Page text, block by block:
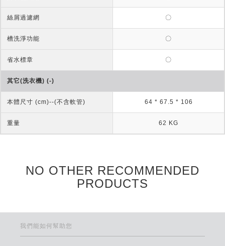
絲屑過濾網 〇
槽洗淨功能 〇
省水標章 〇
其它(洗衣機) (-)
本體尺寸 (cm)--(不含軟管) 64 * 67.5 * 106
重量 62 KG
NO OTHER RECOMMENDED
PRODUCTS
我們能如何幫助您